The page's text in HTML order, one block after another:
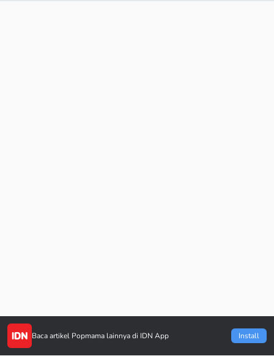
Baca artikel Popmama lainnya di IDN App Install